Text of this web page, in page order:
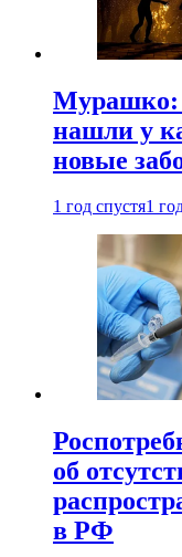
Мурашко:
нашли у
новые
1 год спустя1
об
в РФ